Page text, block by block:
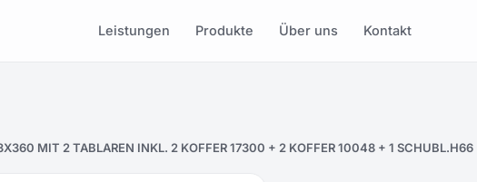
Leistungen Produkte Über uns Kontakt
MIT 2 TABLAREN INKL. 2 KOFFER 17300 + 2 KOFFER 10048 + 1 SCHUBL.H66